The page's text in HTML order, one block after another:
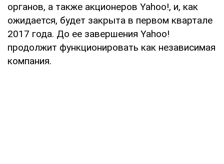
органов, а также акционеров Yahoo!, и, как
ожидается, будет закрыта в первом квартале
2017 года. До ее завершения Yahoo!
продолжит функционировать как независимая
компания.